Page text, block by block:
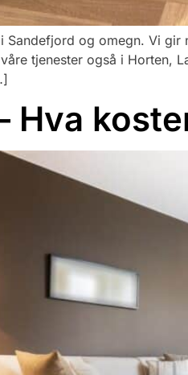
og omegn. Vi
tjenester også i Horten,
Hva